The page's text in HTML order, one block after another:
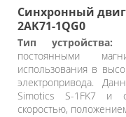
Синхронный
2AK71-1QG0
Тип устройства:
постоянными
использования в
электропривода.
Simotics S-1FK7 и
скоростью,